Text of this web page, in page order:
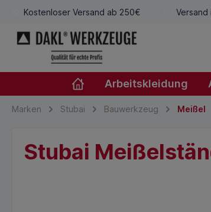
Kostenloser Versand ab 250€ Versand
Arbeitskleidung
Marken Stubai Bauwerkzeug Meißel
Stubai